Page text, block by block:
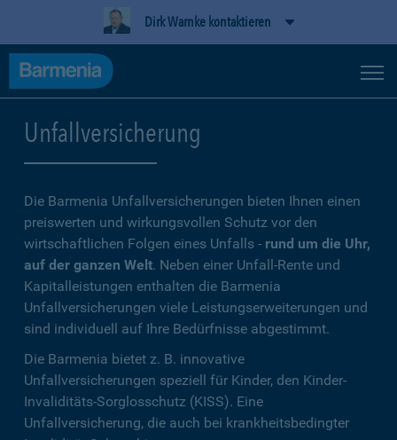
Dirk Warnke kontaktieren
Unfallversicherung
Die Barmenia Unfallversicherungen bieten Ihnen einen
preiswerten und wirkungsvollen Schutz vor den
wirtschaftlichen Folgen eines Unfalls - rund um die Uhr,
auf der ganzen Welt. Neben einer Unfall-Rente und
Kapitalleistungen enthalten die Barmenia
Unfallversicherungen viele Leistungserweiterungen und
sind individuell auf Ihre Bedürfnisse abgestimmt.
Die Barmenia bietet z. B. innovative
Unfallversicherungen speziell für Kinder, den Kinder-
Invaliditäts-Sorglosschutz (KISS). Eine
Unfallversicherung, die auch bei krankheitsbedingter